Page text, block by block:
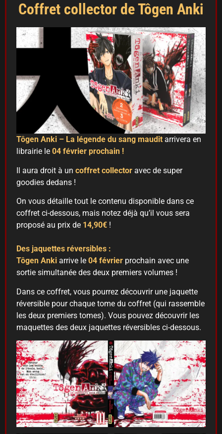
Coffret collector de Tôgen Anki
Tôgen Anki – La légende du sang maudit arrivera en
librairie le 04 février prochain !
Il aura droit à un coffret collector avec de super
goodies dedans !
On vous détaille tout le contenu disponible dans ce
coffret ci-dessous, mais notez déjà qu’il vous sera
proposé au prix de 14,90€ !
Des jaquettes réversibles :
Tôgen Anki arrive le 04 février prochain avec une
sortie simultanée des deux premiers volumes !
Dans ce coffret, vous pourrez découvrir une jaquette
réversible pour chaque tome du coffret (qui rassemble
les deux premiers tomes). Vous pouvez découvrir les
maquettes des deux jaquettes réversibles ci-dessous.